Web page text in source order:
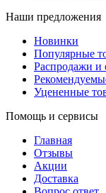
Наши предложения
Новинки
Популярные
Распродажи и
Уцененные
Помощь и сервисы
Главная
Отзывы
Акции
Доставка